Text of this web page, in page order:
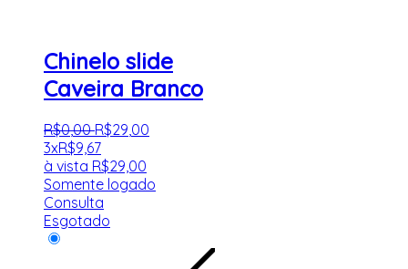
Chinelo slide
Caveira Branco
R$0,00 R$29 00
3xR$9,67
à vista R$29,00
Somente logado
Consulta
Esgotado